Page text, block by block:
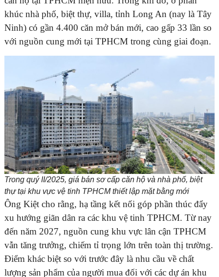
khúc nhà phố, biệt thự, villa, tỉnh Long An (nay là Tây
Ninh) có gần 4.400 căn mở bán mới, cao gấp 33 lần so
với nguồn cung mới tại TPHCM trong cùng giai đoạn.
Trong quý II/2025, giá bán sơ cấp căn hộ và nhà phố, biệt
thự tại khu vực vệ tinh TPHCM thiết lập mặt bằng mới
Ông Kiệt cho rằng, hạ tầng kết nối góp phần thúc đẩy
xu hướng giãn dân ra các khu vệ tinh TPHCM. Từ nay
đến năm 2027, nguồn cung khu vực lân cận TPHCM
vẫn tăng trưởng, chiếm tỉ trọng lớn trên toàn thị trường.
Điểm khác biệt so với trước đây là nhu cầu về chất
lượng sản phẩm của người mua đối với các dự án khu